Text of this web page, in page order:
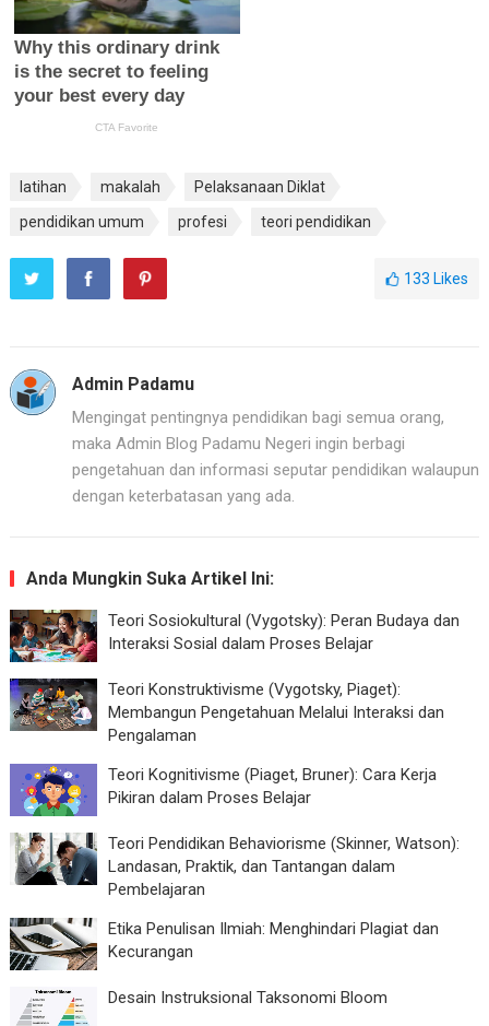
latihan makalah
Pelaksanaan Diklat
pendidikan umum
profesi teori pendidikan
133 Likes
Admin Padamu
Mengingat pentingnya pendidikan bagi semua orang,
maka Admin Blog Padamu Negeri ingin berbagi
pengetahuan dan informasi seputar pendidikan walaupun
dengan keterbatasan yang ada.
Anda Mungkin Suka Artikel Ini:
Teori Sosiokultural (Vygotsky): Peran Budaya dan
Interaksi Sosial dalam Proses Belajar
Teori Konstruktivisme (Vygotsky, Piaget):
Membangun Pengetahuan Melalui Interaksi dan
Pengalaman
Teori Kognitivisme (Piaget, Bruner): Cara Kerja
Pikiran dalam Proses Belajar
Teori Pendidikan Behaviorisme (Skinner, Watson):
Landasan, Praktik, dan Tantangan dalam
Pembelajaran
Etika Penulisan Ilmiah: Menghindari Plagiat dan
Kecurangan
Desain Instruksional Taksonomi Bloom